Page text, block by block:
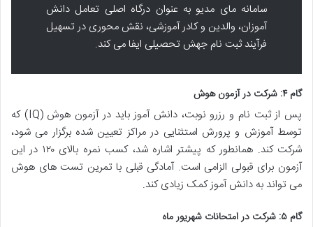
سامانه مای مدیو به عنوان درگاه اصلی تعامل دانش
آموزان، والدین و کادر آموزشی، نقش محوری در تسهیل
فرآیند ثبت نام جهش تحصیلی ایفا می کند.
گام ۴: شرکت در آزمون هوش
پس از ثبت نام و رزرو نوبت، دانش آموز باید در آزمون هوش (IQ) که
توسط آموزش و پرورش استثنایی در مراکز تعیین شده برگزار می شود،
شرکت کند. همانطور که پیشتر اشاره شد، کسب نمره بالای ۱۲۰ در این
آزمون برای قبولی الزامی است. آمادگی قبلی با تمرین تست های هوش
می تواند به دانش آموز کمک زیادی کند.
گام ۵: شرکت در امتحانات شهریور ماه